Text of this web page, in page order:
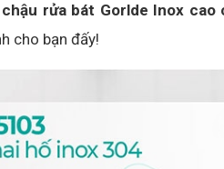
chậu rửa bát Gorlde Inox
cho bạn đấy!